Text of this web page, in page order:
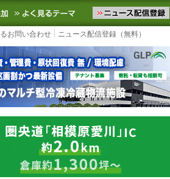
ュースをお届けします。物流ニュ
お気に入りに追加 よく見るテーマ
お問い合わせ ニュース配信登録（無料）